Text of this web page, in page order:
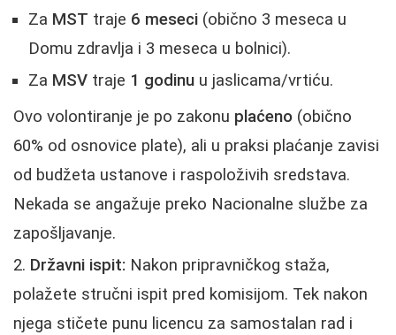
Za MST traje 6 meseci (obično 3 meseca u
Domu zdravlja i 3 meseca u bolnici).
Za MSV traje 1 godinu u jaslicama/vrtiću.
Ovo volontiranje je po zakonu plaćeno (obično
60% od osnovice plate), ali u praksi plaćanje zavisi
od budžeta ustanove i raspoloživih sredstava.
Nekada se angažuje preko Nacionalne službe za
zapošljavanje.
Državni ispit: Nakon pripravničkog staža,
polažete stručni ispit pred komisijom. Tek nakon
njega stičete punu licencu za samostalan rad i